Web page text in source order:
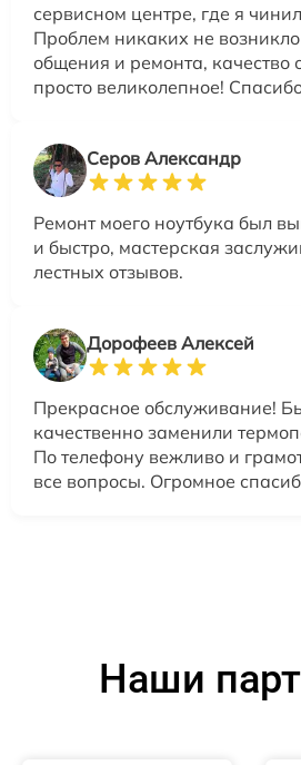
сервисном центре, где я
Проблем никаких не
общения и ремонта, качество
просто великолепное!
Серов Александр
Ремонт моего ноутбука был
и быстро, мастерская
лестных отзывов.
Дорофеев Алексей
Прекрасное обслуживание!
качественно заменили
По телефону вежливо и
все вопросы. Огромное
Наши